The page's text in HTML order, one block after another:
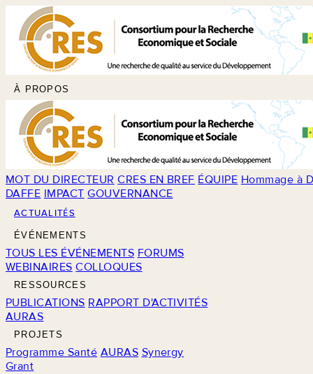
À PROPOS
MOT DU DIRECTEUR CRES EN BREF ÉQUIPE Hommage à
DAFFE IMPACT GOUVERNANCE
ACTUALITÉS
ÉVÉNEMENTS
TOUS LES ÉVÉNEMENTS FORUMS
WEBINAIRES COLLOQUES
RESSOURCES
PUBLICATIONS RAPPORT D'ACTIVITÉS
AURAS
PROJETS
Programme Santé AURAS Synergy
Grant